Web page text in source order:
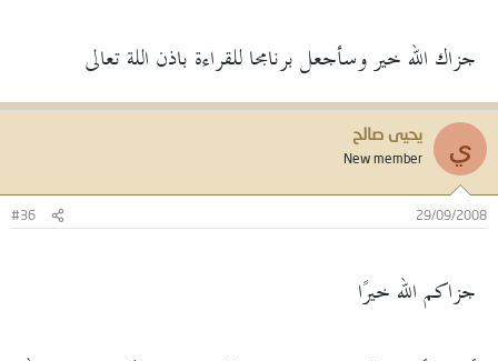
جزاك الله خير وسأجعل برنامجا للقراءة باذن اللة تعالى
ي يحيى صالح
New member
29/09/2008
#36
جزاكم الله خيرًا